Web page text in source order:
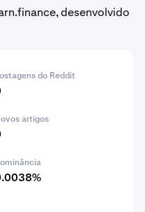
desenvolvido
do Reddit
artigos